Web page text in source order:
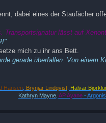
dabei eines der Staufächer
lässt auf
mich zu ihr ans Bett.
gerade überfallen. Von einem
Hansen, Brynjar Lindqvist, Halvar
Kathryn Mayne, AP Ayane-